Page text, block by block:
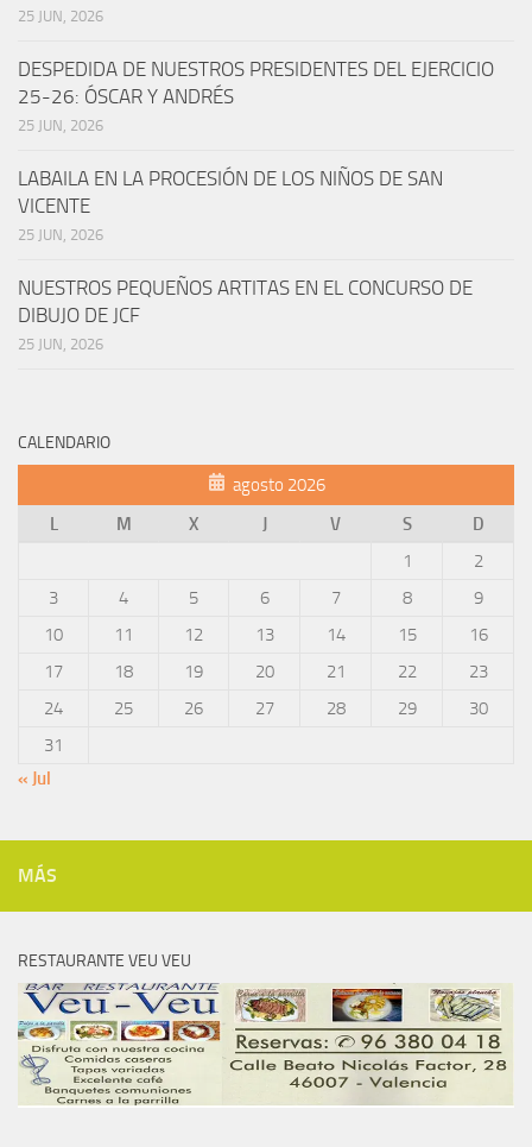
25 JUN, 2026
DESPEDIDA DE NUESTROS PRESIDENTES DEL EJERCICIO
25-26: ÓSCAR Y ANDRÉS
25 JUN, 2026
LABAILA EN LA PROCESIÓN DE LOS NIÑOS DE SAN
VICENTE
25 JUN, 2026
NUESTROS PEQUEÑOS ARTITAS EN EL CONCURSO DE
DIBUJO DE JCF
25 JUN, 2026
CALENDARIO
agosto 2026
L
M X J V S
D
1
2
3
4 5 6 7 8
9
10
11 12 13 14 15
16
17
18 19 20 21 22
23
24
25 26 27 28 29
30
31
« Jul
MÁS
RESTAURANTE VEU VEU